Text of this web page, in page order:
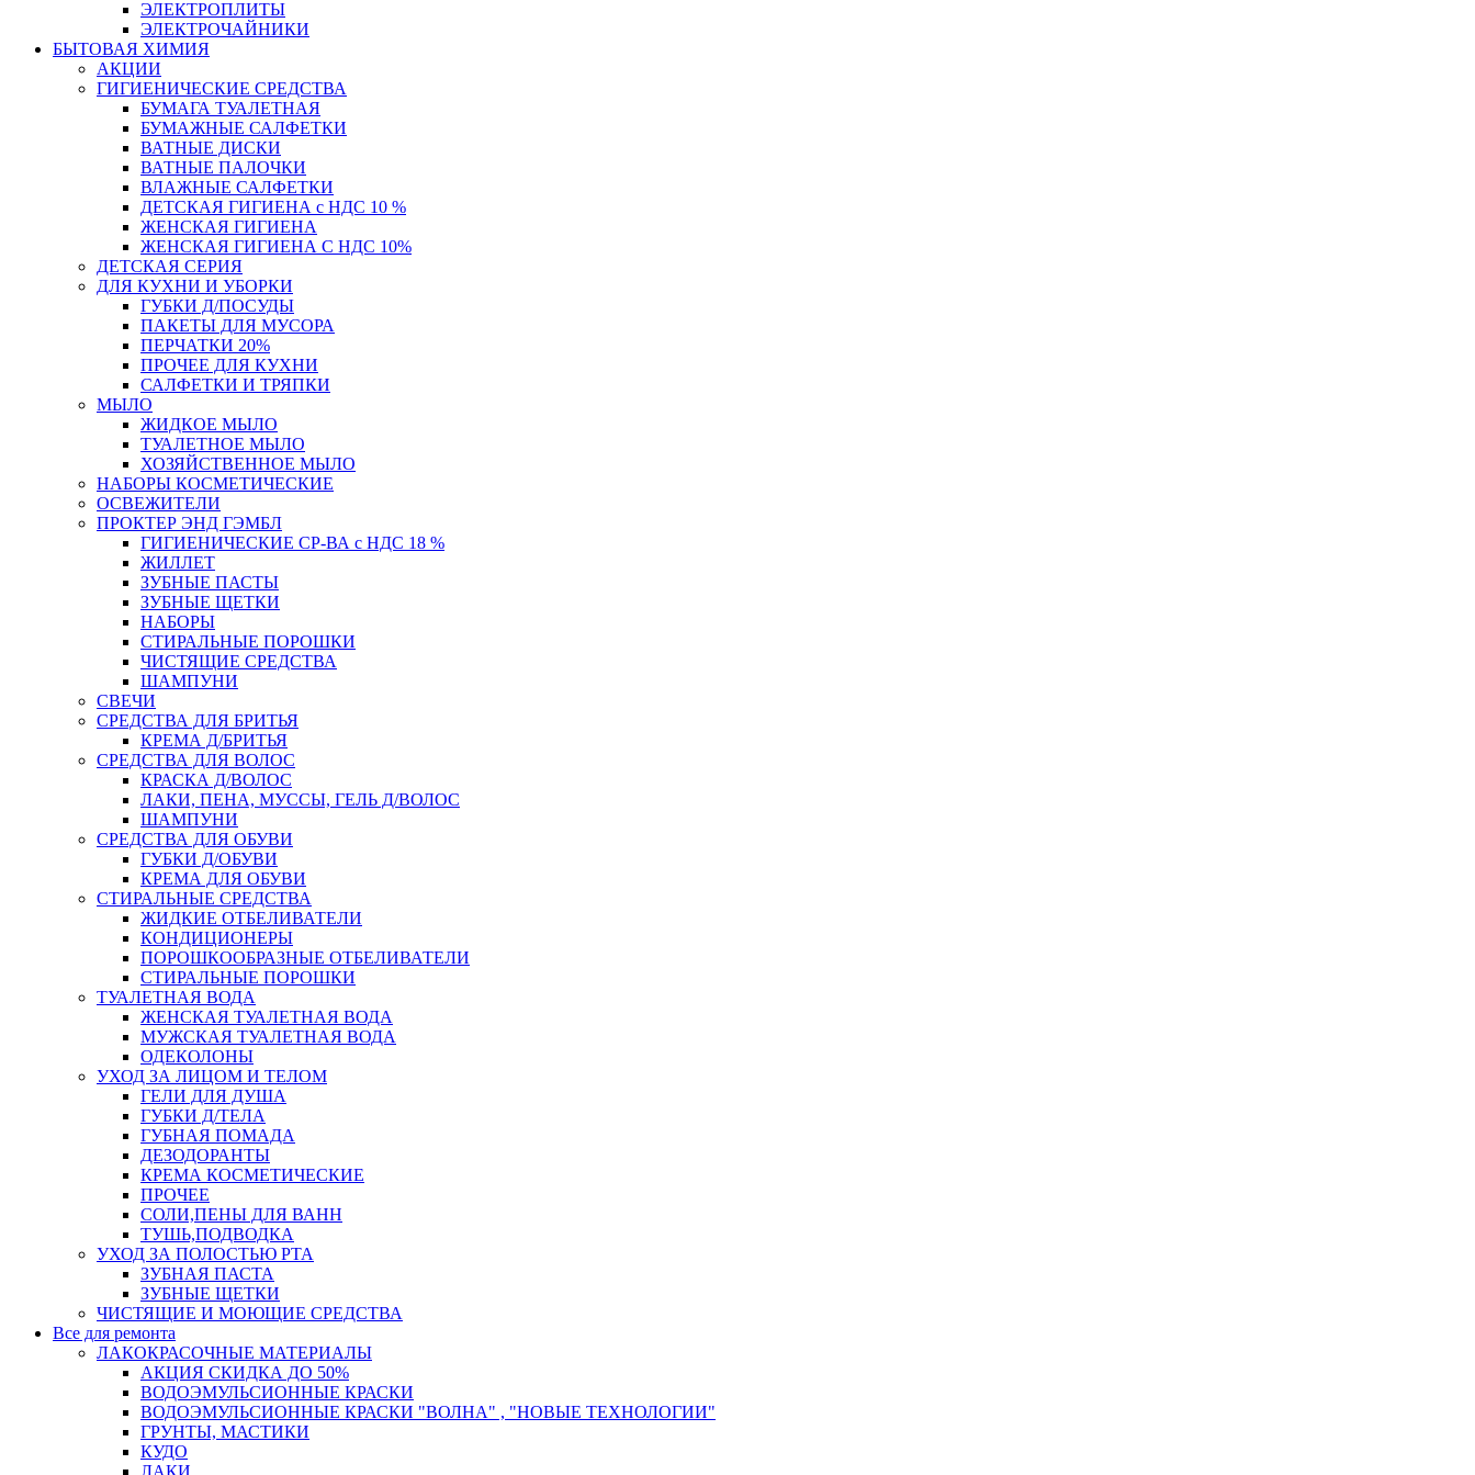
ЭЛЕКТРОПЛИТЫ
ЭЛЕКТРОЧАЙНИКИ
БЫТОВАЯ ХИМИЯ
АКЦИИ
ГИГИЕНИЧЕСКИЕ СРЕДСТВА
БУМАГА ТУАЛЕТНАЯ
БУМАЖНЫЕ САЛФЕТКИ
ВАТНЫЕ ДИСКИ
ВАТНЫЕ ПАЛОЧКИ
ВЛАЖНЫЕ САЛФЕТКИ
ДЕТСКАЯ ГИГИЕНА с НДС 10 %
ЖЕНСКАЯ ГИГИЕНА
ЖЕНСКАЯ ГИГИЕНА С НДС 10%
ДЕТСКАЯ СЕРИЯ
ДЛЯ КУХНИ И УБОРКИ
ГУБКИ Д/ПОСУДЫ
ПАКЕТЫ ДЛЯ МУСОРА
ПЕРЧАТКИ 20%
ПРОЧЕЕ ДЛЯ КУХНИ
САЛФЕТКИ И ТРЯПКИ
МЫЛО
ЖИДКОЕ МЫЛО
ТУАЛЕТНОЕ МЫЛО
ХОЗЯЙСТВЕННОЕ МЫЛО
НАБОРЫ КОСМЕТИЧЕСКИЕ
ОСВЕЖИТЕЛИ
ПРОКТЕР ЭНД ГЭМБЛ
ГИГИЕНИЧЕСКИЕ СР-ВА с НДС 18 %
ЖИЛЛЕТ
ЗУБНЫЕ ПАСТЫ
ЗУБНЫЕ ЩЕТКИ
НАБОРЫ
СТИРАЛЬНЫЕ ПОРОШКИ
ЧИСТЯЩИЕ СРЕДСТВА
ШАМПУНИ
СВЕЧИ
СРЕДСТВА ДЛЯ БРИТЬЯ
КРЕМА Д/БРИТЬЯ
СРЕДСТВА ДЛЯ ВОЛОС
КРАСКА Д/ВОЛОС
ЛАКИ, ПЕНА, МУССЫ, ГЕЛЬ Д/ВОЛОС
ШАМПУНИ
СРЕДСТВА ДЛЯ ОБУВИ
ГУБКИ Д/ОБУВИ
КРЕМА ДЛЯ ОБУВИ
СТИРАЛЬНЫЕ СРЕДСТВА
ЖИДКИЕ ОТБЕЛИВАТЕЛИ
КОНДИЦИОНЕРЫ
ПОРОШКООБРАЗНЫЕ ОТБЕЛИВАТЕЛИ
СТИРАЛЬНЫЕ ПОРОШКИ
ТУАЛЕТНАЯ ВОДА
ЖЕНСКАЯ ТУАЛЕТНАЯ ВОДА
МУЖСКАЯ ТУАЛЕТНАЯ ВОДА
ОДЕКОЛОНЫ
УХОД ЗА ЛИЦОМ И ТЕЛОМ
ГЕЛИ ДЛЯ ДУША
ГУБКИ Д/ТЕЛА
ГУБНАЯ ПОМАДА
ДЕЗОДОРАНТЫ
КРЕМА КОСМЕТИЧЕСКИЕ
ПРОЧЕЕ
СОЛИ,ПЕНЫ ДЛЯ ВАНН
ТУШЬ,ПОДВОДКА
УХОД ЗА ПОЛОСТЬЮ РТА
ЗУБНАЯ ПАСТА
ЗУБНЫЕ ЩЕТКИ
ЧИСТЯЩИЕ И МОЮЩИЕ СРЕДСТВА
Все для ремонта
ЛАКОКРАСОЧНЫЕ МАТЕРИАЛЫ
АКЦИЯ СКИДКА ДО 50%
ВОДОЭМУЛЬСИОННЫЕ КРАСКИ
ВОДОЭМУЛЬСИОННЫЕ КРАСКИ "ВОЛНА" , "НОВЫЕ ТЕХНОЛОГИИ"
ГРУНТЫ, МАСТИКИ
КУДО